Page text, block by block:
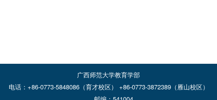
广西师范大学教育学部
电话：+86-0773-5848086（育才校区） +86-0773-3872389（雁山校区）